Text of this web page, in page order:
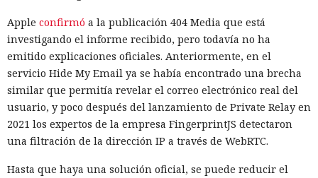
Apple confirmó a la publicación 404 Media que está
investigando el informe recibido, pero todavía no ha
emitido explicaciones oficiales. Anteriormente, en el
servicio Hide My Email ya se había encontrado una brecha
similar que permitía revelar el correo electrónico real del
usuario, y poco después del lanzamiento de Private Relay en
2021 los expertos de la empresa FingerprintJS detectaron
una filtración de la dirección IP a través de WebRTC.
Hasta que haya una solución oficial, se puede reducir el